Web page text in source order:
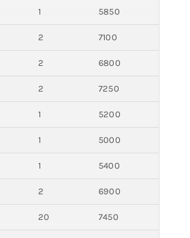
1 5850
2 7100
2 6800
2 7250
1 5200
1 5000
1 5400
2 6900
20 7450